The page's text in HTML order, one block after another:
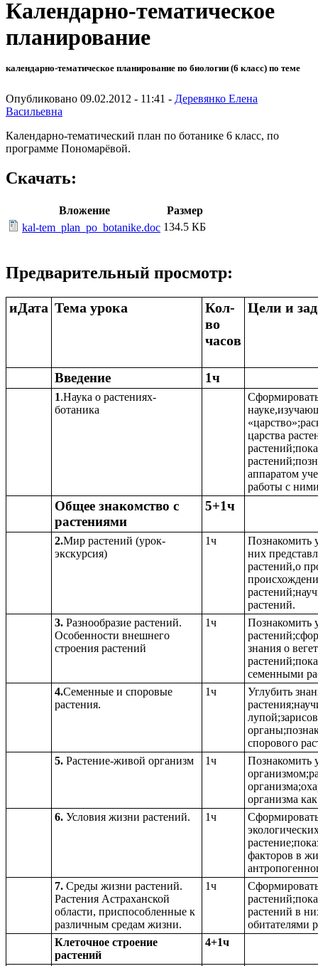
Календарно-тематическое
планирование
календарно-тематическое планирование по биологии (6 класс) по теме
Опубликовано 09.02.2012 - 11:41 - Деревянко Елена
Васильевна
Календарно-тематический план по ботанике 6 класс, по
программе Пономарёвой.
Скачать:
Вложение
Размер
kal-tem_plan_po_botanike.doc 134.5 КБ
Предварительный просмотр:
иДата Тема урока
Кол-
во
часов
Цели и
Введение 1ч
1.Наука о растениях-
ботаника
царства
аппаратом
работы с
Общее знакомство с
растениями
5+1ч
2.Мир растений (урок-
экскурсия)
1ч
Познакомить
них
растений,о
растений.
3. Разнообразие растений.
Особенности внешнего
строения растений
1ч
Познакомить
знания о
семенными
4.Семенные и споровые
растения.
1ч
Углубить
спорового
5. Растение-живой организм 1ч
Познакомить
организма
6. Условия жизни растений. 1ч
факторов в
7. Среды жизни растений.
Растения Астраханской
области, приспособленные к
различным средам жизни.
1ч
растений в
обитателями
Клеточное строение
растений
4+1ч